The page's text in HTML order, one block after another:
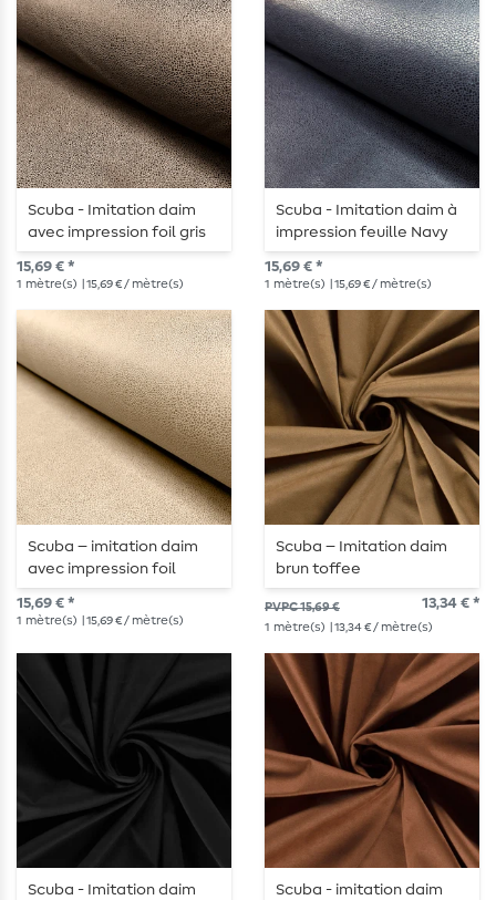
Scuba - Imitation daim
avec impression foil gris
taupe
15,69 € *
1 mètre(s) | 15,69 € / mètre(s)
Scuba - Imitation daim à
impression feuille Navy
15,69 € *
1 mètre(s) | 15,69 € / mètre(s)
Scuba – imitation daim
avec impression foil
caramel
15,69 € *
1 mètre(s) | 15,69 € / mètre(s)
Scuba – Imitation daim
brun toffee
PVPC 15,69 € 13,34 € *
1 mètre(s) | 13,34 € / mètre(s)
Scuba - Imitation daim
Scuba - imitation daim